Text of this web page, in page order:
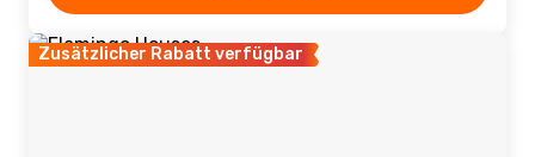
Zusätzlicher Rabatt verfügbar